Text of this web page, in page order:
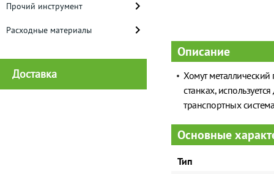
Прочий инструмент
Расходные материалы
Доставка
Описание
Хомут
станках,
транспортных
Основные
Тип